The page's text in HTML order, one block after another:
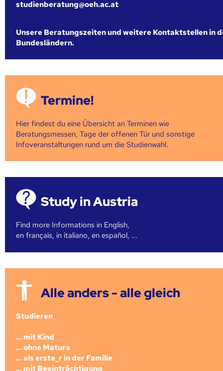
studienberatung@oeh.ac.at
Unsere Beratungszeiten und weitere Kontaktstellen in
Bundesländern.
Termine!
Hier findest du eine Übersicht an Terminen wie
Beratungsmessen, Tage der offenen Tür und sonstige
Infoveranstaltungen rund um die Studienwahl.
Study in Austria
Find more Informations in English,
en français, in italiano, en español, ...
Alle anders - alle gleich
Studieren
... mit Kind
... ohne Matura
... als erste_r in der Familie
... mit Beeinträchtigung